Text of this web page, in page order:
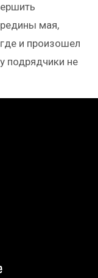
мая,
и произошел
подрядчики не